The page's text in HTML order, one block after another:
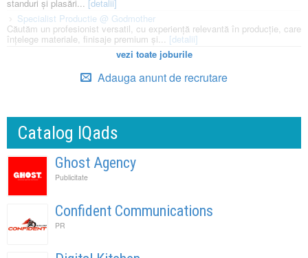
standuri și plasări... [detalii]
Specialist Productie @ Godmother
Căutăm un profesionist versatil, cu experiență relevantă în producție, care
înțelege materiale, finisaje premium și... [detalii]
vezi toate joburile
Adauga anunt de recrutare
Catalog IQads
Ghost Agency
Publicitate
Confident Communications
PR